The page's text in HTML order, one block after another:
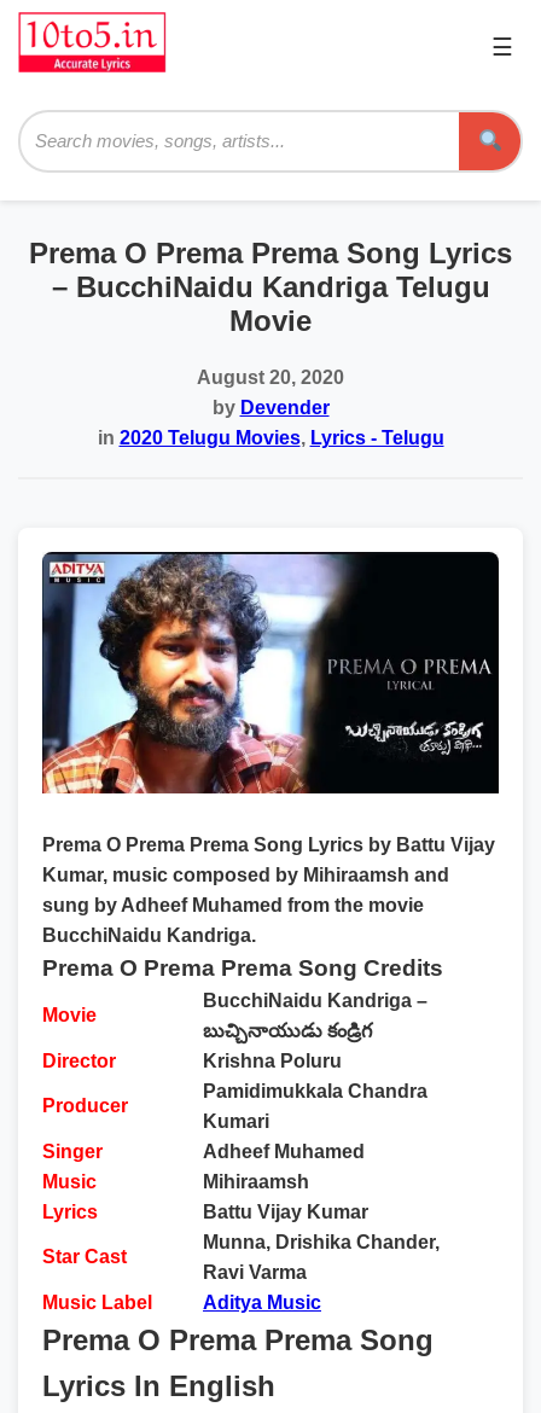
☰
Prema O Prema Prema Song Lyrics
– BucchiNaidu Kandriga Telugu
Movie
August 20, 2020
by Devender
in 2020 Telugu Movies, Lyrics - Telugu
Prema O Prema Prema Song Lyrics by Battu Vijay
Kumar, music composed by Mihiraamsh and
sung by Adheef Muhamed from the movie
BucchiNaidu Kandriga.
Prema O Prema Prema Song Credits
Movie
BucchiNaidu Kandriga –
బుచ్చినాయుడు కండ్రిగ
Director
Krishna Poluru
Producer
Pamidimukkala Chandra
Kumari
Singer
Adheef Muhamed
Music
Mihiraamsh
Lyrics
Battu Vijay Kumar
Star Cast
Munna, Drishika Chander,
Ravi Varma
Music Label
Aditya Music
Prema O Prema Prema Song
Lyrics In English